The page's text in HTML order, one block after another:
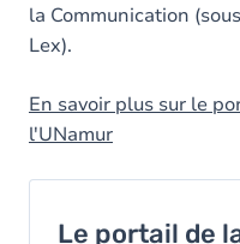
la Communication
Lex).
En savoir plus sur le
l'UNamur
Le portail de